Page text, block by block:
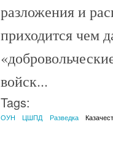
разложения и
приходится чем
войск...
Tags:
ОУН ЦШПД Разведка